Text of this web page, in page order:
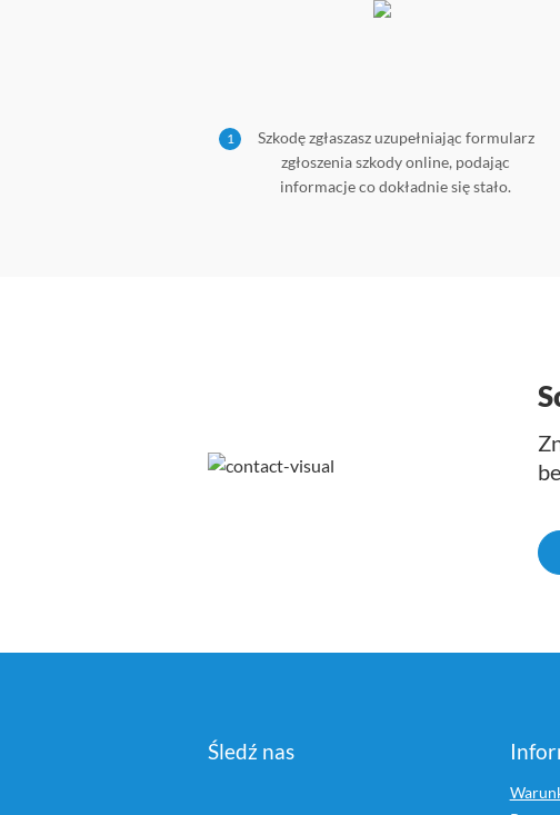
1
Szkodę zgłaszasz uzupełniając formularz
zgłoszenia szkody online, podając
informacje co dokładnie się stało.
Śledź nas